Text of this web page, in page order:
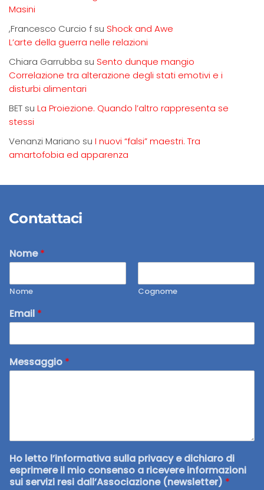
Masini
,Francesco Curcio f su Shock and Awe
L’arte della guerra nelle relazioni
Chiara Garrubba su Sento dunque mangio
Correlazione tra alterazione degli stati emotivi e i
disturbi alimentari
BET su La Proiezione. Quando l’altro rappresenta se
stessi
Venanzi Mariano su I nuovi “falsi” maestri. Tra
amartofobia ed apparenza
Contattaci
Nome*
Nome Cognome
Email *
Messaggio *
Ho letto l’informativa sulla privacy e dichiaro di
esprimere il mio consenso a ricevere informazioni
sui servizi resi dall’Associazione (newsletter) *